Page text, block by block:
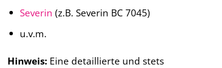
Severin (z.B. Severin BC 7045)
u.v.m.
Hinweis: Eine detaillierte und stets